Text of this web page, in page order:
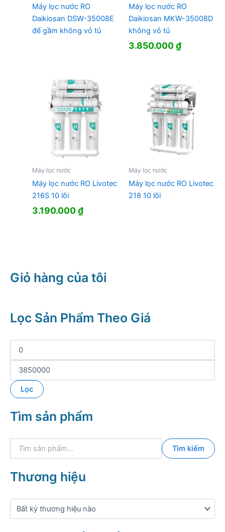
Máy lọc nước RO
Daikiosan DSW-35008E
để gầm không vỏ tủ
Máy lọc nước RO
Daikiosan MKW-35008D
không vỏ tủ
3.850.000₫
Máy lọc nước
Máy lọc nước RO Livotec
216S 10 lõi
3.190.000₫
Máy lọc nước
Máy lọc nước RO Livotec
218 10 lõi
Giỏ hàng của tôi
Lọc Sản Phẩm Theo Giá
ố
i
h
á
t
i
Lọc
Tìm sản phẩm
k
Tìm kiếm
Thương hiệu